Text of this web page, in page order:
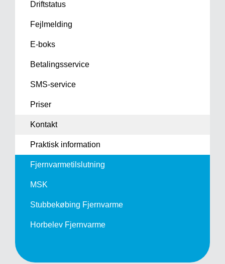
Driftstatus
Fejlmelding
E-boks
Betalingsservice
SMS-service
Priser
Kontakt
Praktisk information
Fjernvarme­tilslutning
MSK
Stubbekøbing Fjernvarme
Horbelev Fjernvarme